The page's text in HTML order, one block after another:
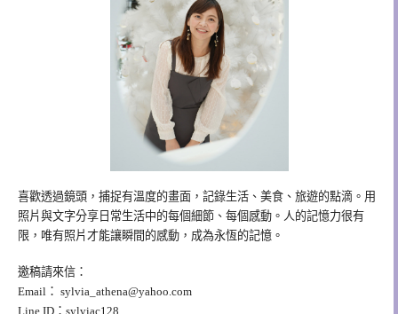
喜歡透過鏡頭，捕捉有溫度的畫面，記錄生活、美食、旅遊的點滴。用
照片與文字分享日常生活中的每個細節、每個感動。人的記憶力很有
限，唯有照片才能讓瞬間的感動，成為永恆的記憶。
邀稿請來信：
Email： sylvia_athena@yahoo.com
Line ID：sylviac128